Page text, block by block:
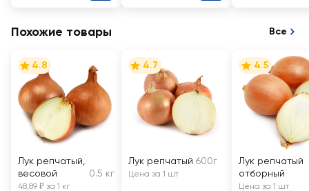
Похожие товары Все
4.8
Лук репчатый,
весовой
0.5 кг
48,89 ₽ за 1 кг
4.7
Лук репчатый 600г
Цена за 1 шт
4.5
Лук репчатый
отборный
Цена за 1 шт